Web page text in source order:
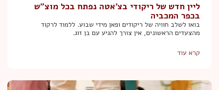
ליין חדש של ריקודי בצ'אטה נפתח בכל מוצ"ש
בכפר המכביה
בואו לשלב חוויה של ריקודים ופאן מידי שבוע. ללמוד לרקוד
מהצעדים הראשונים, אין צורך להגיע עם בן זוג.
קרא עוד